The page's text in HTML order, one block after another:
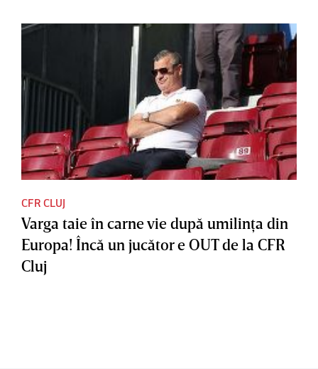
CFR CLUJ
Varga taie în carne vie după umilinţa din
Europa! Încă un jucător e OUT de la CFR
Cluj